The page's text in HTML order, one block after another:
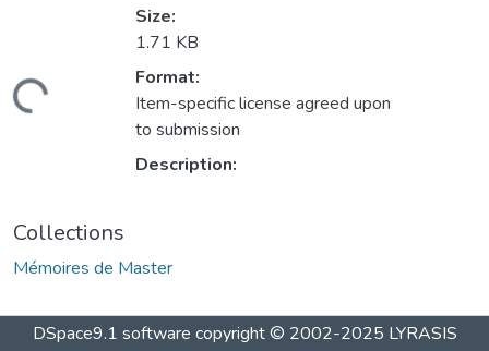
Size:
1.71 KB
Format:
Item-specific license agreed upon
to submission
Description:
Collections
Mémoires de Master
DSpace9.1 software copyright © 2002-2025 LYRASIS